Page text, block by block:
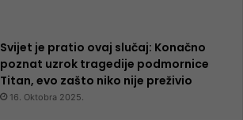
Svijet je pratio ovaj slučaj: Konačno
poznat uzrok tragedije podmornice
Titan, evo zašto niko nije preživio
16. Oktobra 2025.